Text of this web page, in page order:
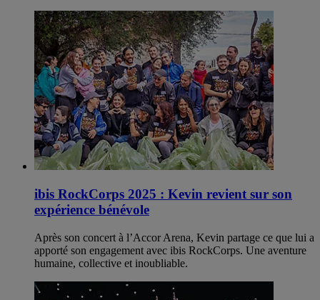
ibis RockCorps 2025 : Kevin revient sur son
expérience bénévole
Après son concert à l’Accor Arena, Kevin partage ce que lui a
apporté son engagement avec ibis RockCorps. Une aventure
humaine, collective et inoubliable.